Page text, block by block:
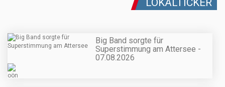
LOKALTICKER
Big Band sorgte für
Superstimmung am Attersee -
07.08.2026